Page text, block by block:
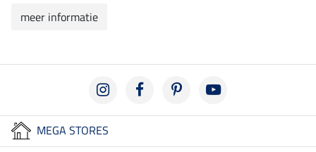
meer informatie
MEGA STORES